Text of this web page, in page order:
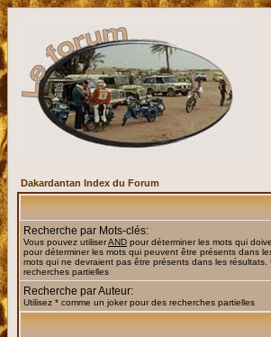
Dakardantan Index du Forum
Recherche par Mots-clés:
Vous pouvez utiliserAND pour déterminer les mots qui
pour déterminer les mots qui peuvent être présents dans
mots qui ne devraient pas être présents dans les résultats.
recherches partielles
Recherche par Auteur:
Utilisez * comme un joker pour des recherches partielles